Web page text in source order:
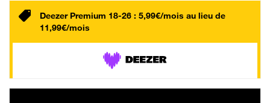
Deezer Premium 18-26 : 5,99€/mois au lieu de
11,99€/mois